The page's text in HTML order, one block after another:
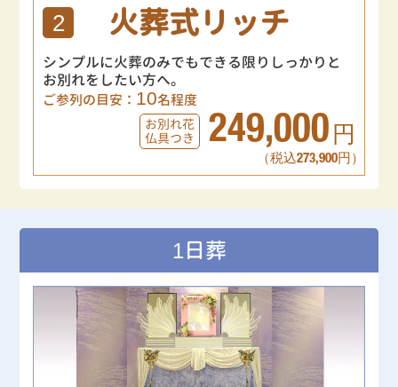
2 火葬式リッチ
シンプルに火葬のみでもできる限りしっかりと
お別れをしたい方へ。
ご参列の目安： 10名程度
お別れ花
仏具つき
249,000 円
（税込273,900円）
1日葬